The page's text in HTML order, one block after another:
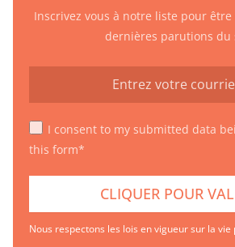
Inscrivez vous à notre liste pour
dernières parutions du
I consent to my submitted data
this form*
Nous respectons les lois en vigueur sur la vie